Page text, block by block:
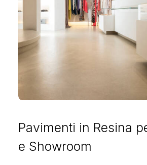
Pavimenti in Resina
e Showroom